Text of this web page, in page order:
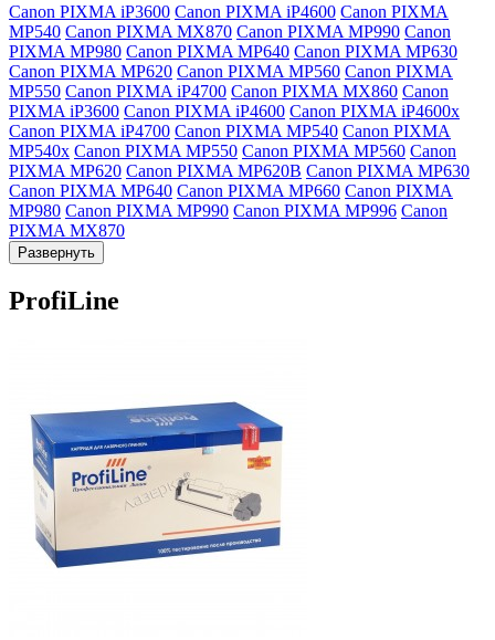
Canon PIXMA iP3600 Canon PIXMA iP4600 Canon PIXMA
MP540 Canon PIXMA MX870 Canon PIXMA MP990 Canon
PIXMA MP980 Canon PIXMA MP640 Canon PIXMA MP630
Canon PIXMA MP620 Canon PIXMA MP560 Canon PIXMA
MP550 Canon PIXMA iP4700 Canon PIXMA MX860 Canon
PIXMA iP3600 Canon PIXMA iP4600 Canon PIXMA iP4600x
Canon PIXMA iP4700 Canon PIXMA MP540 Canon PIXMA
MP540x Canon PIXMA MP550 Canon PIXMA MP560 Canon
PIXMA MP620 Canon PIXMA MP620B Canon PIXMA MP630
Canon PIXMA MP640 Canon PIXMA MP660 Canon PIXMA
MP980 Canon PIXMA MP990 Canon PIXMA MP996 Canon
PIXMA MX870
Развернуть
ProfiLine